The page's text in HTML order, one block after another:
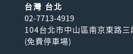
台灣 台北
02-7713-4919
104台北市中山區南京東路
(免費停車場)